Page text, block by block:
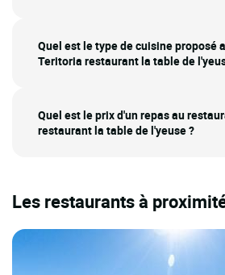
Quel est le type de cuisine proposé
Teritoria restaurant la table de
Quel est le prix d'un repas au
restaurant la table de l'yeuse ?
Les restaurants à